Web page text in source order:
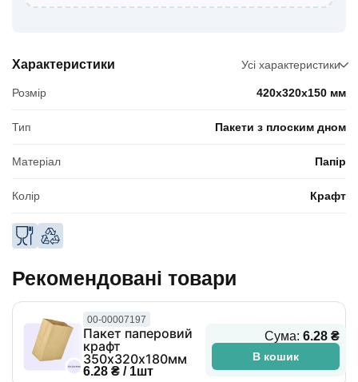
Характеристики Усі характеристики
Розмір 420x320x150 мм
Тип Пакети з плоским дном
Матеріал Папір
Колір Крафт
Рекомендовані товари
00-00007197
Пакет паперовий
крафт
350х320х180мм
6.28 ₴ / 1шт
Сума: 6.28 ₴
В кошик